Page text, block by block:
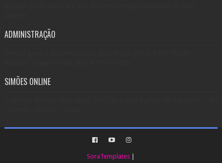
ADMINISTRAÇÃO
SIMÕES ONLINE
SoraTemplates |